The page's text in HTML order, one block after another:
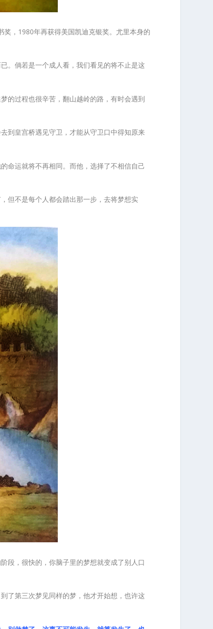
，1980年再获得美国凯迪克银奖。尤里本身的
。倘若是一个成人看，我们看见的将不止是这
的过程也很辛苦，翻山越岭的路，有时会遇到
到皇宫桥遇见守卫，才能从守卫口中得知原来
命运就将不再相同。而他，选择了不相信自己
但不是每个人都会踏出那一步，去将梦想实
段，很快的，你脑子里的梦想就变成了别人口
了第三次梦见同样的梦，他才开始想，也许这